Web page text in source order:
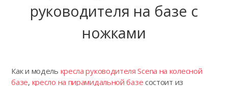
руководителя на базе с
ножками
Как и модель кресла руководителя Scena на колесной
базе, кресло на пирамидальной базе состоит из